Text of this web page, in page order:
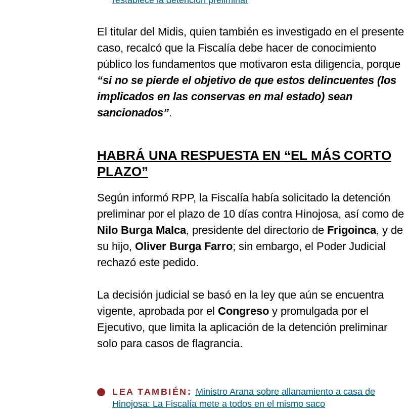
El titular del Midis, quien también es investigado en el presente
caso, recalcó que la Fiscalía debe hacer de conocimiento
público los fundamentos que motivaron esta diligencia, porque
“si no se pierde el objetivo de que estos delincuentes (los
implicados en las conservas en mal estado) sean
sancionados”.
HABRÁ UNA RESPUESTA EN “EL MÁS CORTO
PLAZO”
Según informó RPP, la Fiscalía había solicitado la detención
preliminar por el plazo de 10 días contra Hinojosa, así como de
Nilo Burga Malca, presidente del directorio de Frigoinca, y de
su hijo, Oliver Burga Farro; sin embargo, el Poder Judicial
rechazó este pedido.
La decisión judicial se basó en la ley que aún se encuentra
vigente, aprobada por el Congreso y promulgada por el
Ejecutivo, que limita la aplicación de la detención preliminar
solo para casos de flagrancia.
LEA TAMBIÉN: Ministro Arana sobre allanamiento a casa de
Hinojosa: La Fiscalía mete a todos en el mismo saco